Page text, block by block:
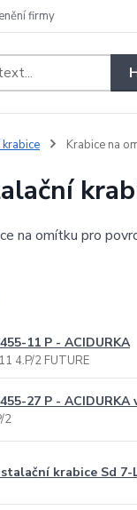
firmy
Krabice na
na omítku pro
11 P - ACIDURKA
4.P/2 FUTURE
27 P - ACIDURKA
2
krabice Sd 7-